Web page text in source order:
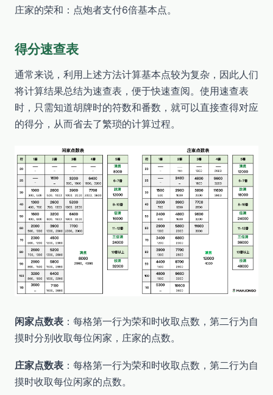
庄家的荣和：点炮者支付6倍基本点。
得分速查表
通常来说，利用上述方法计算基本点较为复杂，因此人们
将计算结果总结为速查表，便于快速查阅。使用速查表
时，只需知道胡牌时的符数和番数，就可以直接查得对应
的得分，从而省去了繁琐的计算过程。
闲家点数表 ：每格第一行为荣和时收取点数，第二行为自
摸时分别收取每位闲家，庄家的点数。
庄家点数表 ：每格第一行为荣和时收取点数，第二行为自
摸时收取每位闲家的点数。